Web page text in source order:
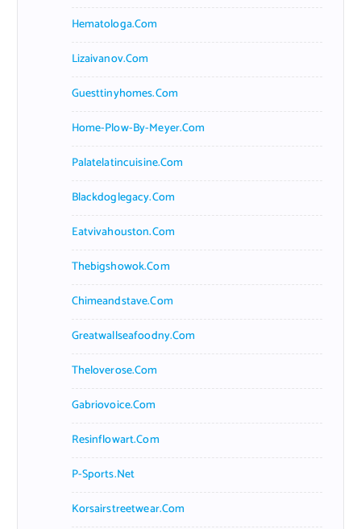
Hematologa.com
Lizaivanov.com
Guesttinyhomes.com
Home-Plow-By-Meyer.com
Palatelatincuisine.com
Blackdoglegacy.com
Eatvivahouston.com
Thebigshowok.com
Chimeandstave.com
Greatwallseafoodny.com
Theloverose.com
Gabriovoice.com
Resinflowart.com
P-Sports.net
Korsairstreetwear.com